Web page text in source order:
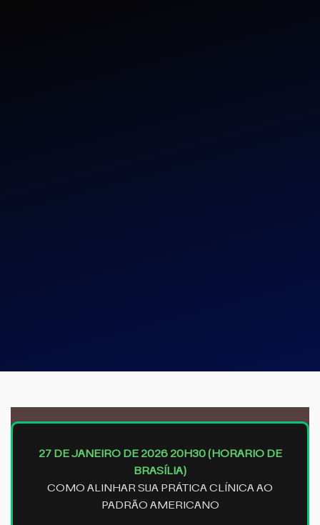
27 DE JANEIRO DE 202620H30 (HORÁRIO DE
BRASÍLIA)
COMO ALINHAR SUA PRÁTICA CLÍNICA AO
PADRÃO AMERICANO